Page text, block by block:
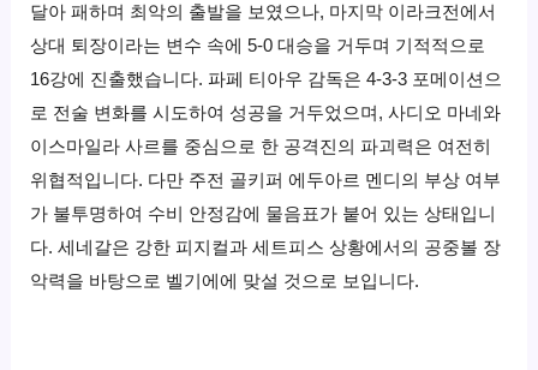
달아 패하며 최악의 출발을 보였으나, 마지막 이라크전에서
상대 퇴장이라는 변수 속에 5-0 대승을 거두며 기적적으로
16강에 진출했습니다. 파페 티아우 감독은 4-3-3 포메이션으
로 전술 변화를 시도하여 성공을 거두었으며, 사디오 마네와
이스마일라 사르를 중심으로 한 공격진의 파괴력은 여전히
위협적입니다. 다만 주전 골키퍼 에두아르 멘디의 부상 여부
가 불투명하여 수비 안정감에 물음표가 붙어 있는 상태입니
다. 세네갈은 강한 피지컬과 세트피스 상황에서의 공중볼 장
악력을 바탕으로 벨기에에 맞설 것으로 보입니다.